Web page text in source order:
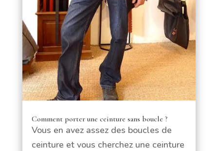
Comment porter une ceinture sans boucle ?
Vous en avez assez des boucles de
ceinture et vous cherchez une ceinture